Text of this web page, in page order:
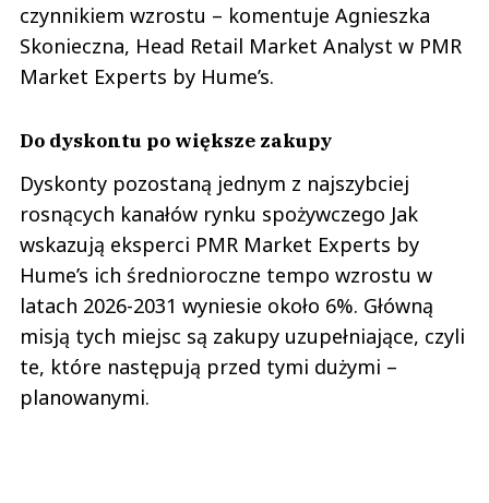
czynnikiem wzrostu – komentuje Agnieszka
Skonieczna, Head Retail Market Analyst w PMR
Market Experts by Hume’s.
Do dyskontu po większe zakupy
Dyskonty pozostaną jednym z najszybciej
rosnących kanałów rynku spożywczego Jak
wskazują eksperci PMR Market Experts by
Hume’s ich średnioroczne tempo wzrostu w
latach 2026-2031 wyniesie około 6%. Główną
misją tych miejsc są zakupy uzupełniające, czyli
te, które następują przed tymi dużymi –
planowanymi.